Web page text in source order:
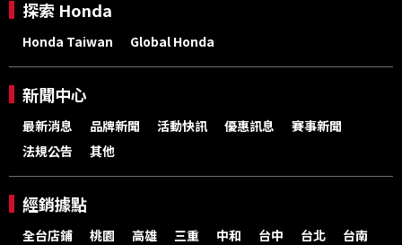
探索 Honda
Honda Taiwan Global Honda
新聞中心
最新消息 品牌新聞 活動快訊 優惠訊息
賽事新聞
法規公告
其他
經銷據點
全台店鋪 桃園 高雄 三重 中和 台中 台北
台南